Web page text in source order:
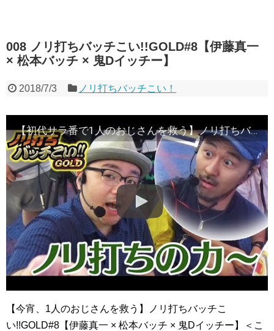
008 ノリ打ちバッチこい!!GOLD#8【伊藤真一
× 松本バッチ × 鬼Dイッチー】
2018/7/3 ノリ打ちバッチこい！
【初代サラ番で1人のおじさんを救う】ノリ打ちバッチこい!!GOLD#8《伊藤真一 × 松本バッチ × 鬼Dイッチー》［パチスロ・スロット］
【今宵、1人のおじさんを救う】ノリ打ちバッチこ
い!!GOLD#8【伊藤真一 × 松本バッチ × 鬼Dイッチー】＜こ